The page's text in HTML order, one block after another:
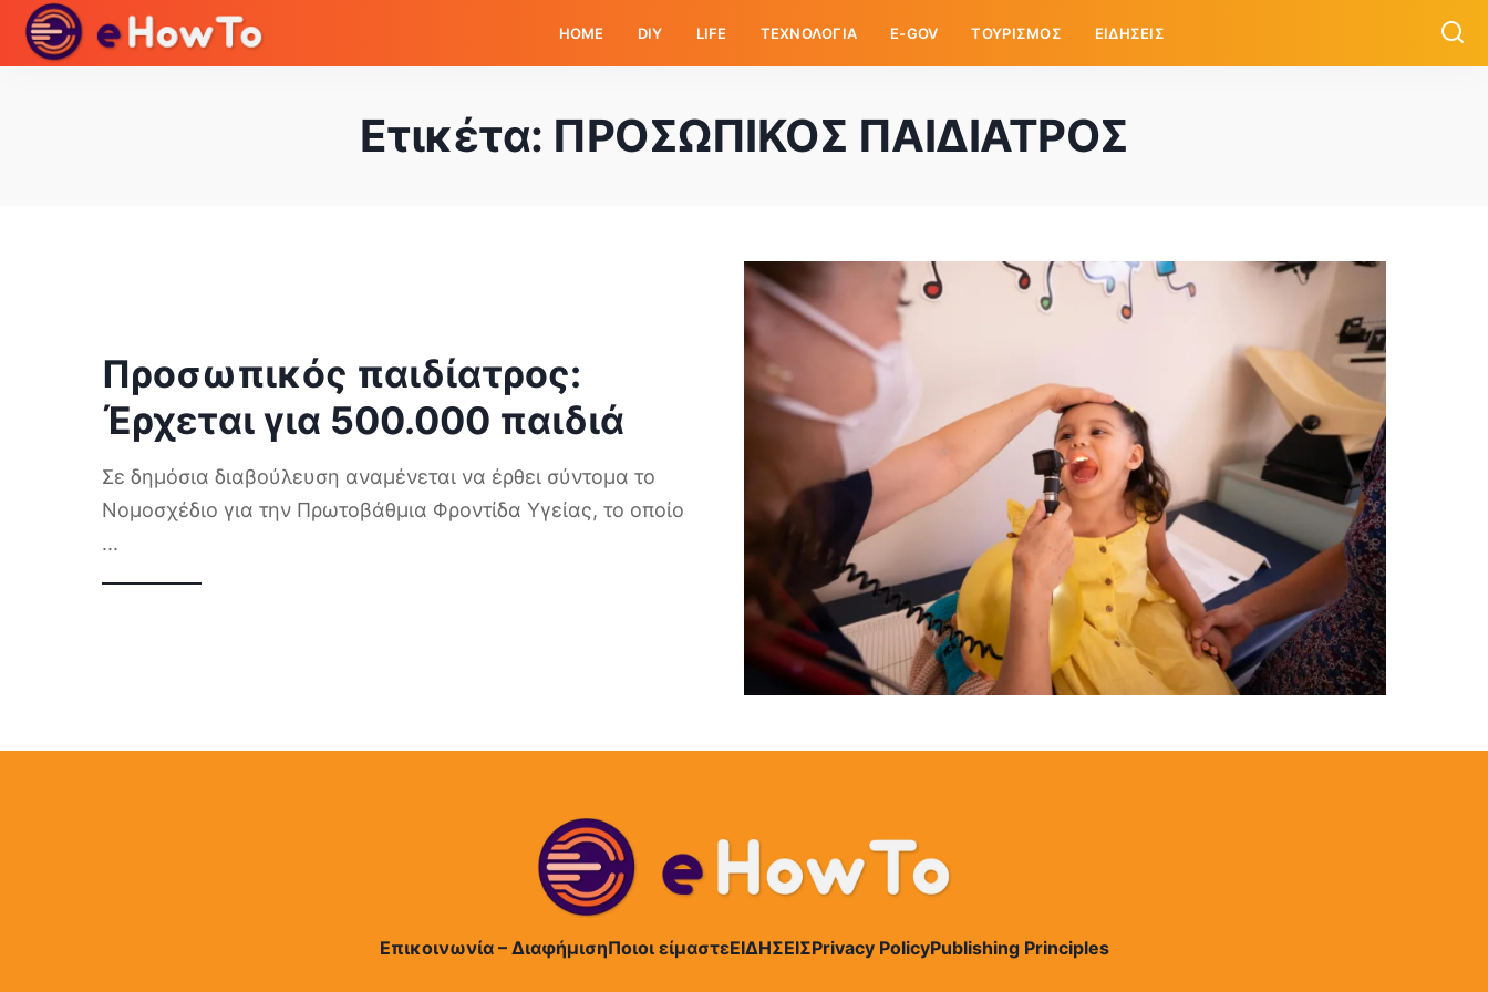
HOME DIY LIFE ΤΕΧΝΟΛΟΓΙΑ E-GOV ΤΟΥΡΙΣΜΟΣ ΕΙΔΗΣΕΙΣ
Ετικέτα: ΠΡΟΣΩΠΙΚΟΣ ΠΑΙΔΙΑΤΡΟΣ
Προσωπικός παιδίατρος:
Έρχεται για 500.000 παιδιά
Σε δημόσια διαβούλευση αναμένεται να έρθει σύντομα το
Νομοσχέδιο για την Πρωτοβάθμια Φροντίδα Υγείας, το οποίο
...
Επικοινωνία – ΔιαφήμισηΠοιοι είμαστεΕΙΔΗΣΕΙΣPrivacy PolicyPublishing Principles